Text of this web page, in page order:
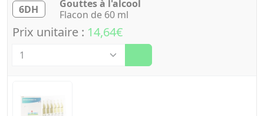
6DH
Gouttes à l'alcool
Flacon de 60 ml
Prix unitaire : 14,64€